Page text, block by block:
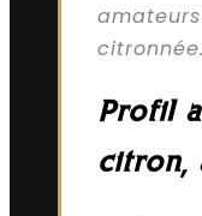
citronnée.
Profil
citron,